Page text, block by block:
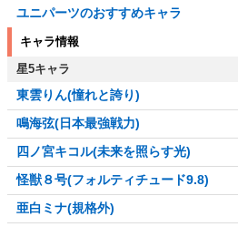
ユニパーツのおすすめキャラ
キャラ情報
星5キャラ
東雲りん(憧れと誇り)
鳴海弦(日本最強戦力)
四ノ宮キコル(未来を照らす光)
怪獣８号(フォルティチュード9.8)
亜白ミナ(規格外)